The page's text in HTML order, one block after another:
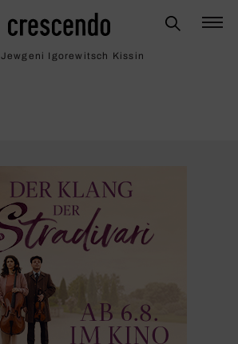
Jewgeni Igorewitsch Kissin